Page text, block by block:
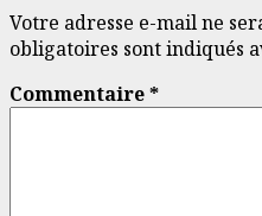
Votre adresse e-mail ne
obligatoires sont indiqués
Commentaire*